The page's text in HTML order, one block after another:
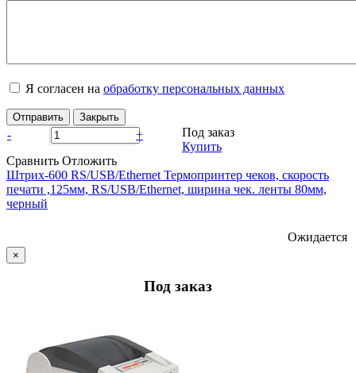
Я согласен на обработку персональных данных
Отправить Закрыть
- +
Под заказ
Купить
Сравнить Отложить
Штрих-600 RS/USB/Ethernet Термопринтер чеков, скорость
печати ,125мм, RS/USB/Ethernet, ширина чек. ленты 80мм,
черный
Ожидается
×
Под заказ